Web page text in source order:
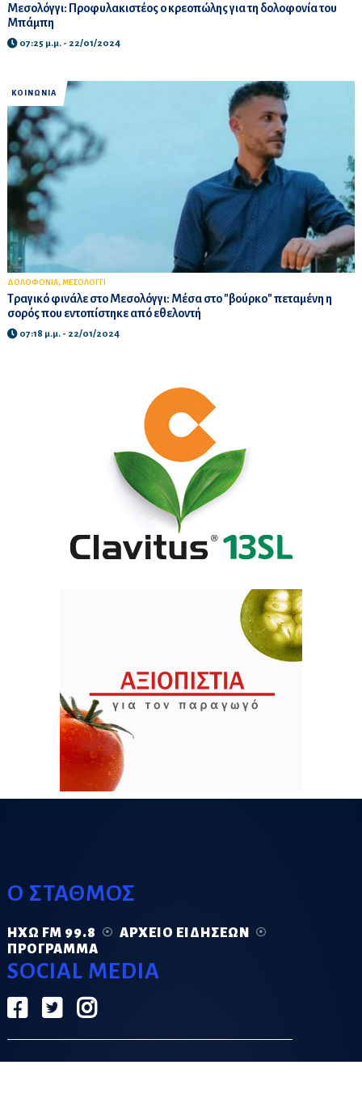
Μεσολόγγι: Προφυλακιστέος ο κρεοπώλης για τη δολοφονία του
Μπάμπη
07:25 μ.μ. - 22/01/2024
ΚΟΙΝΩΝΙΑ
ΔΟΛΟΦΟΝΙΑ, ΜΕΣΟΛΟΓΓΙ
Τραγικό φινάλε στο Μεσολόγγι: Μέσα στο "βούρκο" πεταμένη η
σορός που εντοπίστηκε από εθελοντή
07:18 μ.μ. - 22/01/2024
Ο ΣΤΑΘΜΟΣ
ΗΧΏ FM 99.8
ΑΡΧΕΊΟ ΕΙΔΉΣΕΩΝ
ΠΡΌΓΡΑΜΜΑ
SOCIAL MEDIA